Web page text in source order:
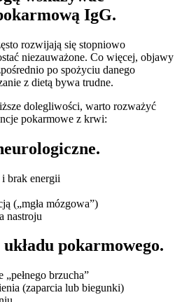
IgG.
rozwijają się stopniowo
niezauważone. Co więcej, objawy
po spożyciu danego
z dietą bywa trudne.
dolegliwości, warto rozważyć
pokarmowe z krwi:
i brak energii
(„mgła mózgowa”)
nastroju
pokarmowego.
brzucha”
(zaparcia lub biegunki)